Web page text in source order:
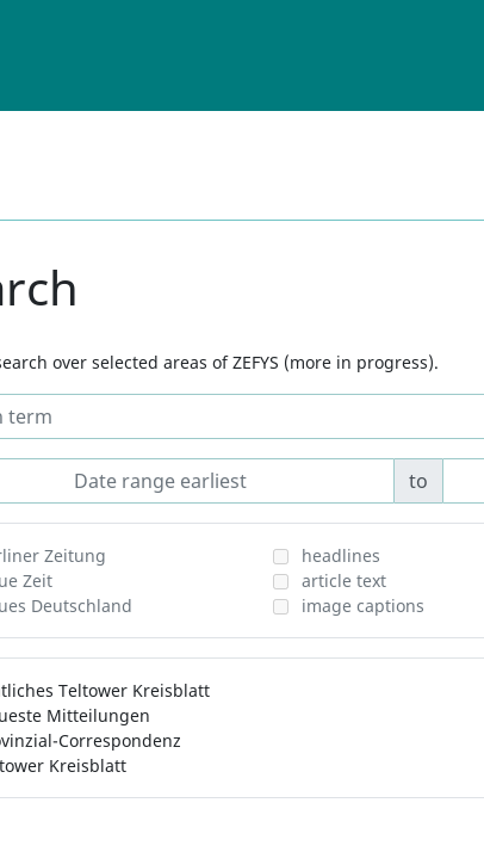
over selected areas of ZEFYS (more in progress).
to
Zeitung
Zeit
Deutschland
headlines
article text
image captions
Teltower Kreisblatt
Mitteilungen
Correspondenz
Kreisblatt